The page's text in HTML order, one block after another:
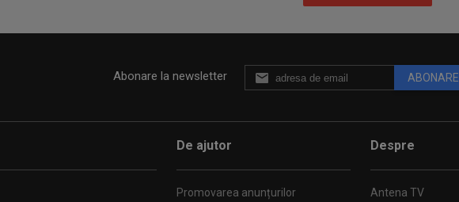
Abonare la newsletter ABONARE
De ajutor
Promovarea anunțurilor
Despre
Antena TV